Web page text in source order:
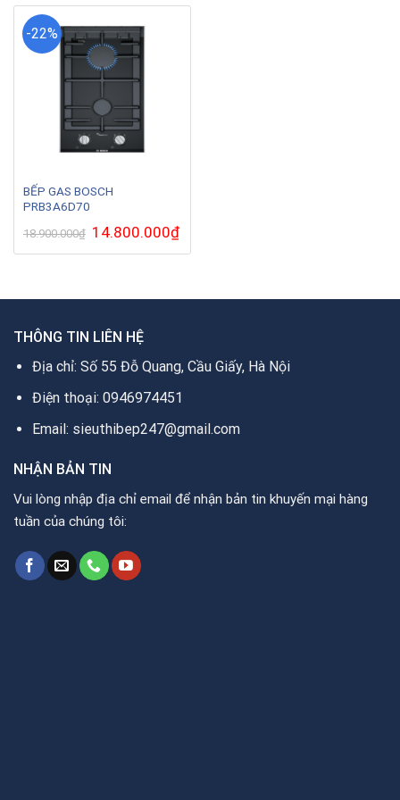
13.700.000₫.
-22%
BẾP GAS BOSCH
PRB3A6D70
18.900.000₫ Giá
gốc
là:
14.800.000₫Giá
hiện
tại
THÔNG TIN LIÊN HỆ
Địa chỉ: Số 55 Đỗ Quang, Cầu Giấy, Hà Nội
Điện thoại: 0946974451
Email: sieuthibep247@gmail.com
NHẬN BẢN TIN
Vui lòng nhập địa chỉ email để nhận bản tin khuyến mại hàng
tuần của chúng tôi: